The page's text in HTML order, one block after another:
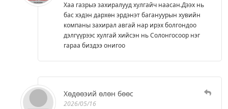
Хаа газрыэ захиралууд хулгайч наасан.Дээх нь
бас хэдэн дархөн эрдэнэт багануурын хувийн
компаны захирал авгай нар ирэх болгондоо
дэлгүүрээс хулгай хийсэн нь Солонгосоор нэг
гараа биздээ онигоо
Хөдөөэий өлөн бөөс
2026/05/16